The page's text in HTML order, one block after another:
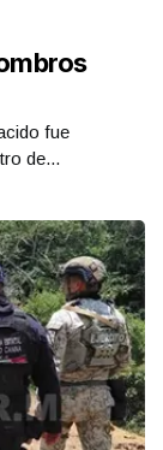
fue
de...